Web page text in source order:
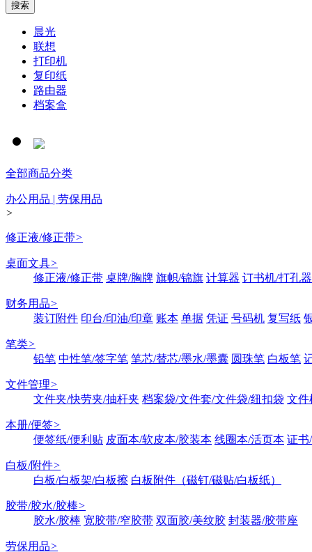
晨光
联想
打印机
复印纸
路由器
档案盒
全部商品分类
办公用品 | 劳保用品
>
修正液/修正带>
桌面文具>
修正液/修正带 桌牌/胸牌 旗帜/锦旗 计算器 订书机/打孔器
财务用品>
装订附件 印台/印油/印章 账本 单据 凭证 号码机 复写纸
笔类>
铅笔 中性笔/签字笔 笔芯/替芯/墨水/墨囊 圆珠笔 白板笔
文件管理>
文件夹/快劳夹/抽杆夹 档案袋/文件套/文件袋/纽扣袋 文件
本册/便签>
便签纸/便利贴 皮面本/软皮本/胶装本 线圈本/活页本 证书
白板/附件>
白板/白板架/白板擦 白板附件（磁钉/磁贴/白板纸）
胶带/胶水/胶棒>
胶水/胶棒 宽胶带/窄胶带 双面胶/美纹胶 封装器/胶带座
劳保用品>